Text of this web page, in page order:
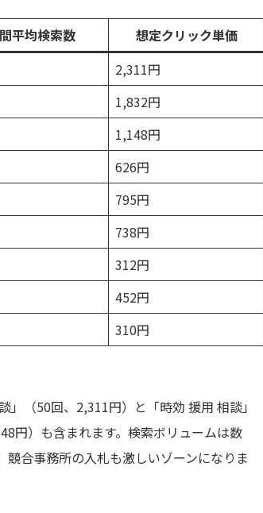
平均検索数 想定クリック単価
2,311円
1,832円
1,148円
626円
795円
738円
312円
452円
310円
」（50回、2,311円）と「時効 援用 相談」
円）も含まれます。検索ボリュームは数
合事務所の入札も激しいゾーンになりま